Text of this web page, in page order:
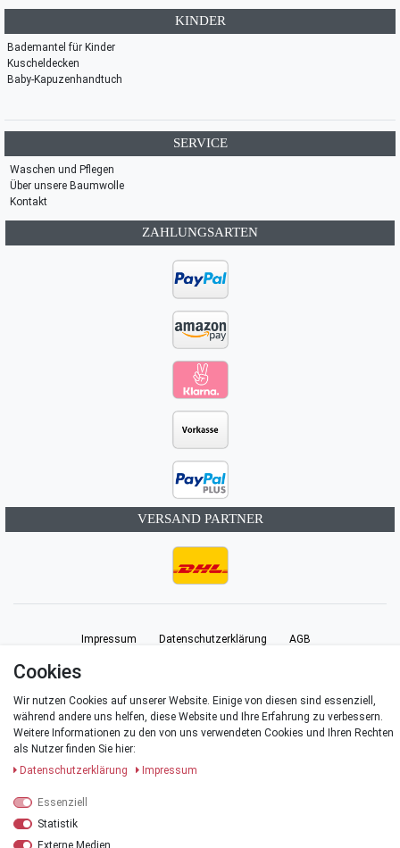
KINDER
Bademantel für Kinder
Kuscheldecken
Baby-Kapuzenhandtuch
SERVICE
Waschen und Pflegen
Über unsere Baumwolle
Kontakt
ZAHLUNGSARTEN
VERSAND PARTNER
Impressum Daten­schutz­erklärung AGB
Kontakt
Cookies
Wir nutzen Cookies auf unserer Website. Einige von diesen sind essenziell,
während andere uns helfen, diese Website und Ihre Erfahrung zu verbessern.
Weitere Informationen zu den von uns verwendeten Cookies und Ihren Rechten
als Nutzer finden Sie hier:
Daten­schutz­erklärung
Impressum
Essenziell
Statistik
Externe Medien